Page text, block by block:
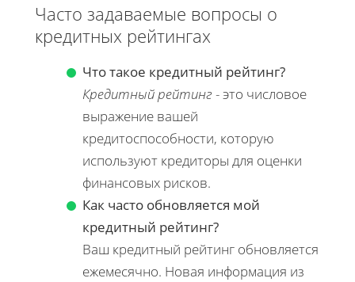
Часто задаваемые вопросы о
кредитных рейтингах
Что такое кредитный рейтинг?
Кредитный рейтинг - это числовое
выражение вашей
кредитоспособности, которую
используют кредиторы для оценки
финансовых рисков.
Как часто обновляется мой
кредитный рейтинг?
Ваш кредитный рейтинг обновляется
ежемесячно. Новая информация из